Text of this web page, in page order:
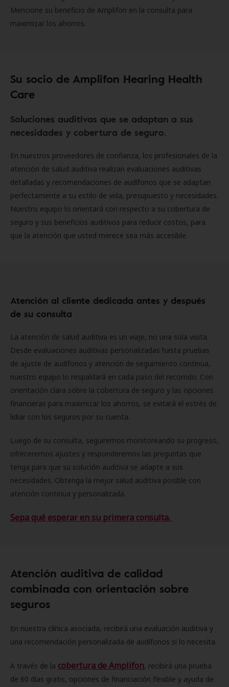
Mencione su beneficio de Amplifon en la consulta para
maximizar los ahorros.
Su socio de Amplifon Hearing Health
Care
Soluciones auditivas que se adaptan a sus
necesidades y cobertura de seguro.
En nuestros proveedores de confianza, los profesionales de la
atención de salud auditiva realizan evaluaciones auditivas
detalladas y recomendaciones de audífonos que se adaptan
perfectamente a su estilo de vida, presupuesto y necesidades.
Nuestro equipo lo orientará con respecto a su cobertura de
seguro y sus beneficios auditivos para reducir costos, para
que la atención que usted merece sea más accesible.
Atención al cliente dedicada antes y después
de su consulta
La atención de salud auditiva es un viaje, no una sola visita.
Desde evaluaciones auditivas personalizadas hasta pruebas
de ajuste de audífonos y atención de seguimiento continua,
nuestro equipo lo respaldará en cada paso del recorrido. Con
orientación clara sobre la cobertura de seguro y las opciones
financieras para maximizar los ahorros, se evitará el estrés de
lidiar con los seguros por su cuenta.
Luego de su consulta, seguiremos monitoreando su progreso,
ofreceremos ajustes y responderemos las preguntas que
tenga para que su solución auditiva se adapte a sus
necesidades. Obtenga la mejor salud auditiva posible con
atención continua y personalizada.
Sepa qué esperar en su primera consulta.
Atención auditiva de calidad
combinada con orientación sobre
seguros
En nuestra clínica asociada, recibirá una evaluación auditiva y
una recomendación personalizada de audífonos si lo necesita.
A través de la cobertura de Amplifon, recibirá una prueba
de 60 días gratis, opciones de financiación flexible y ayuda de